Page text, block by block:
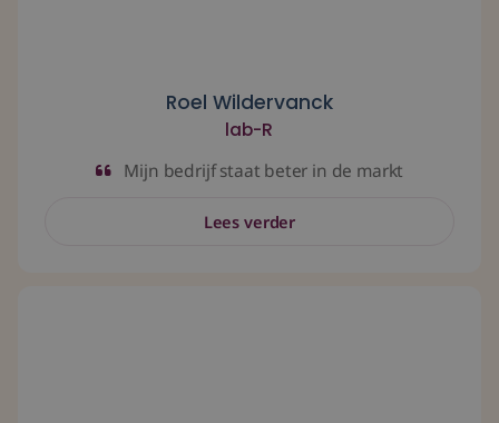
Roel Wildervanck
lab-R
Mijn bedrijf staat beter in de markt
Lees verder